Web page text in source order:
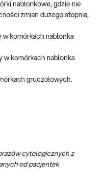
nabłonkowe, gdzie nie
zmian dużego stopnia,
w komórkach nabłonka
w komórkach nabłonka
gruczołowych.
cytologicznych z
od pacjentek